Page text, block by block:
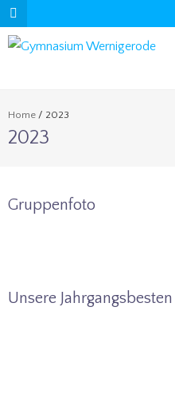
Home / 2023
2023
Gruppenfoto
Unsere Jahrgangsbesten